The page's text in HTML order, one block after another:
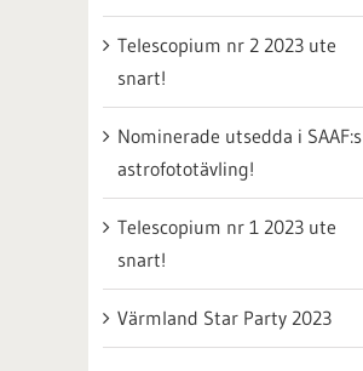
Telescopium nr 2 2023 ute
snart!
Nominerade utsedda i SAAF:s
astrofototävling!
Telescopium nr 1 2023 ute
snart!
Värmland Star Party 2023